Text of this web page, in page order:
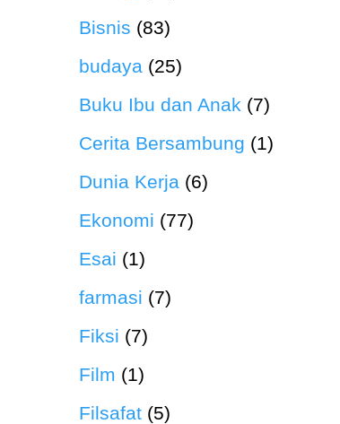
Bisnis (83)
budaya (25)
Buku Ibu dan Anak (7)
Cerita Bersambung (1)
Dunia Kerja (6)
Ekonomi (77)
Esai (1)
farmasi (7)
Fiksi (7)
Film (1)
Filsafat (5)